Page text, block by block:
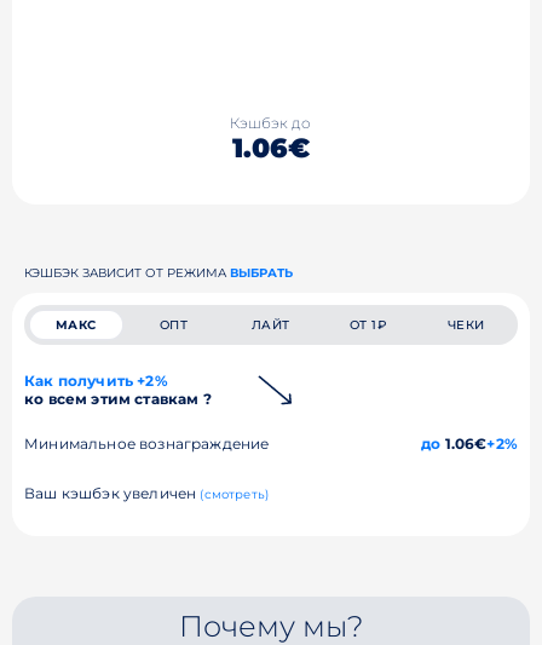
Кэшбэк до
1.06€
КЭШБЭК ЗАВИСИТ ОТ РЕЖИМА ВЫБРАТЬ
МАКС ОПТ ЛАЙТ ОТ 1₽ ЧЕКИ
Как получить +2%
ко всем этим ставкам ?
Минимальное вознаграждение до 1.06€+2%
Ваш кэшбэк увеличен (смотреть)
Почему мы?